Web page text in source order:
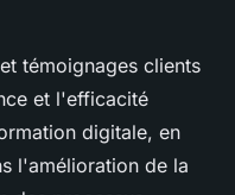
témoignages clients
et l'efficacité
digitale, en
l'amélioration de la